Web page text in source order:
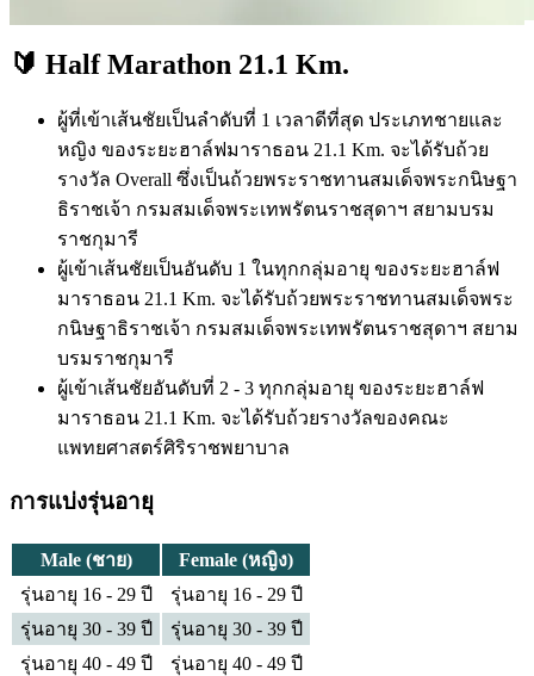
🔰 Half Marathon 21.1 Km.
ผู้ที่เข้าเส้นชัยเป็นลำดับที่ 1 เวลาดีที่สุด ประเภทชายและ
หญิง ของระยะฮาล์ฟมาราธอน 21.1 Km. จะได้รับถ้วย
รางวัล Overall ซึ่งเป็นถ้วยพระราชทานสมเด็จพระกนิษฐา
ธิราชเจ้า กรมสมเด็จพระเทพรัตนราชสุดาฯ สยามบรม
ราชกุมารี
ผู้เข้าเส้นชัยเป็นอันดับ 1 ในทุกกลุ่มอายุ ของระยะฮาล์ฟ
มาราธอน 21.1 Km. จะได้รับถ้วยพระราชทานสมเด็จพระ
กนิษฐาธิราชเจ้า กรมสมเด็จพระเทพรัตนราชสุดาฯ สยาม
บรมราชกุมารี
ผู้เข้าเส้นชัยอันดับที่ 2 - 3 ทุกกลุ่มอายุ ของระยะฮาล์ฟ
มาราธอน 21.1 Km. จะได้รับถ้วยรางวัลของคณะ
แพทยศาสตร์ศิริราชพยาบาล
การแบ่งรุ่นอายุ
Male (ชาย)
Female (หญิง)
รุ่นอายุ 16 - 29 ปี
รุ่นอายุ 16 - 29 ปี
รุ่นอายุ 30 - 39 ปี
รุ่นอายุ 30 - 39 ปี
รุ่นอายุ 40 - 49 ปี
รุ่นอายุ 40 - 49 ปี